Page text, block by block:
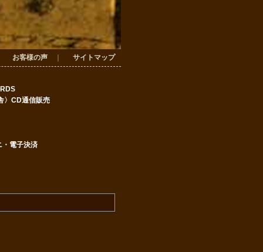
お客様の声 サイトマップ
〉CD通信販売
・電子決済